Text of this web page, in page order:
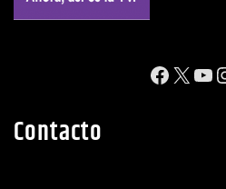
X
Contacto